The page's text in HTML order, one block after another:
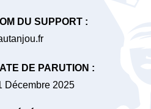
DU SUPPORT :
DE PARUTION :
Décembre 2025